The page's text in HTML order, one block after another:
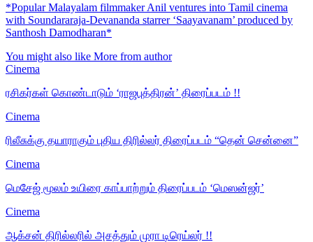
*Popular Malayalam filmmaker Anil ventures into Tamil cinema
with Soundararaja-Devananda starrer ‘Saayavanam’ produced by
Santhosh Damodharan*
You might also like More from author
Cinema
ரசிகர்கள் கொண்டாடும் ‘ராஜபுத்திரன்’ திரைப்படம் !!
Cinema
ரிலீசுக்கு தயாராகும் புதிய திரில்லர் திரைப்படம் “தென் சென்னை”
Cinema
மெசேஜ் மூலம் உயிரை காப்பாற்றும் திரைப்படம் ‘மெஸன்ஜர்’
Cinema
ஆக்சன் திரில்லரில் அசத்தும் முரா டிரெய்லர் !!